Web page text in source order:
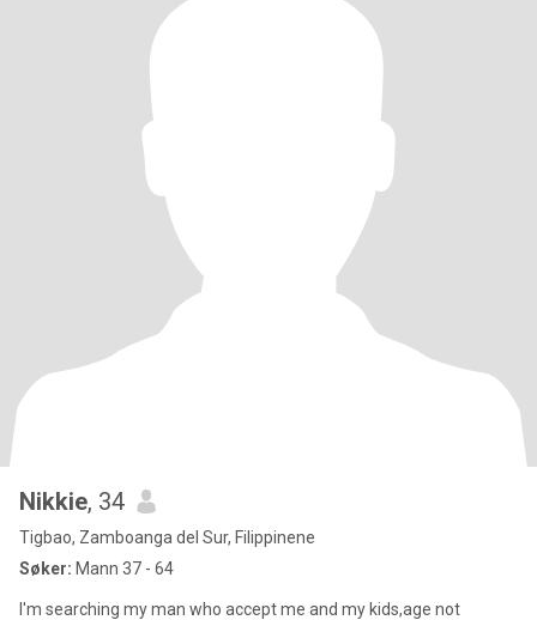
Nikkie, 34
Tigbao, Zamboanga del Sur, Filippinene
Søker: Mann 37 - 64
I'm searching my man who accept me and my kids,age not